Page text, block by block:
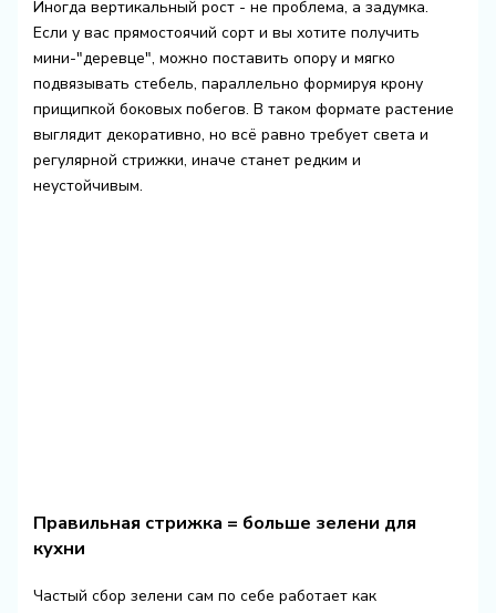
Иногда вертикальный рост - не проблема, а задумка.
Если у вас прямостоячий сорт и вы хотите получить
мини-"деревце", можно поставить опору и мягко
подвязывать стебель, параллельно формируя крону
прищипкой боковых побегов. В таком формате растение
выглядит декоративно, но всё равно требует света и
регулярной стрижки, иначе станет редким и
неустойчивым.
Правильная стрижка = больше зелени для
кухни
Частый сбор зелени сам по себе работает как